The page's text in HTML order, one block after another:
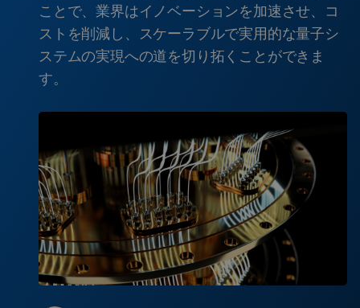
ことで、業界はイノベーションを加速させ、コ
ストを削減し、スケーラブルで実用的な量子シ
ステムの実現への道を切り拓くことができま
す。